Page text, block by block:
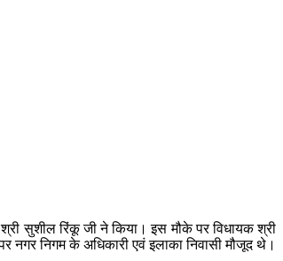
सुशील रिंकू जी ने किया। इस मौके पर विधायक श्री
निगम के अधिकारी एवं इलाका निवासी मौजूद थे।